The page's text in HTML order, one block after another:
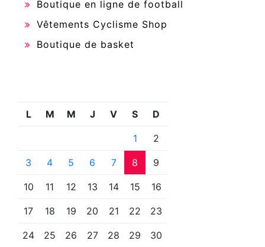
Boutique en ligne de football
Vêtements Cyclisme Shop
Boutique de basket
L M M J V S D
1 2
3 4 5 6 7 8 9
10 11 12 13 14 15 16
17 18 19 20 21 22 23
24 25 26 27 28 29 30